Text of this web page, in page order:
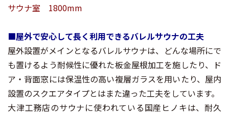
サウナ室 1800mm
■屋外で安心して長く利用できるバレルサウナの工夫
屋外設置がメインとなるバレルサウナは、どんな場所にで
も置けるよう耐候性に優れた板金屋根加工を施したり、ド
ア・背面窓には保温性の高い複層ガラスを用いたり、屋内
設置のスクエアタイプとはまた違った工夫をしています。
大津工務店のサウナに使われている国産ヒノキは、耐久